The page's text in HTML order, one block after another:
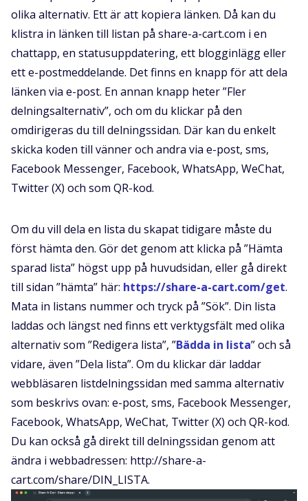
olika alternativ. Ett är att kopiera länken. Då kan du
klistra in länken till listan på share-a-cart.com i en
chattapp, en statusuppdatering, ett blogginlägg eller
ett e-postmeddelande. Det finns en knapp för att dela
länken via e-post. En annan knapp heter ”Fler
delningsalternativ”, och om du klickar på den
omdirigeras du till delningssidan. Där kan du enkelt
skicka koden till vänner och andra via e-post, sms,
Facebook Messenger, Facebook, WhatsApp, WeChat,
Twitter (X) och som QR-kod.
Om du vill dela en lista du skapat tidigare måste du
först hämta den. Gör det genom att klicka på ”Hämta
sparad lista” högst upp på huvudsidan, eller gå direkt
till sidan ”hämta” här: https://share-a-cart.com/get.
Mata in listans nummer och tryck på ”Sök”. Din lista
laddas och längst ned finns ett verktygsfält med olika
alternativ som ”Redigera lista”, ”Bädda in lista” och så
vidare, även ”Dela lista”. Om du klickar där laddar
webbläsaren listdelningssidan med samma alternativ
som beskrivs ovan: e-post, sms, Facebook Messenger,
Facebook, WhatsApp, WeChat, Twitter (X) och QR-kod.
Du kan också gå direkt till delningssidan genom att
ändra i webbadressen: http://share-a-
cart.com/share/DIN_LISTA.